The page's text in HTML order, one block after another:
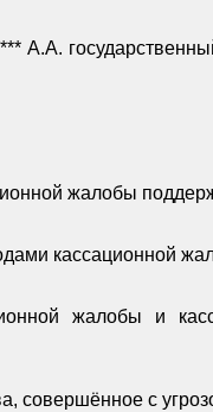
А.А.
жалобы
кассационной
жалобы и
совершённое с